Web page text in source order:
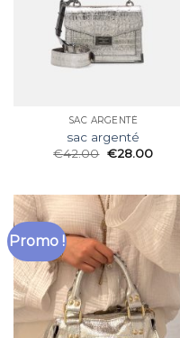
SAC ARGENTÉ
sac argenté
€42.00 €28.00
Promo !